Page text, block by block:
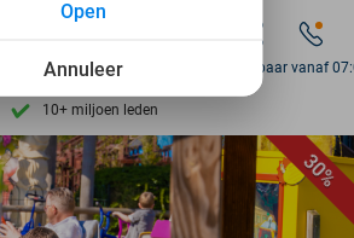
10+ miljoen leden
Ontdek 15.000+ deals
7 dagen per week beschikbaar
Bereikbaar vanaf
30%
Annuleer
Open